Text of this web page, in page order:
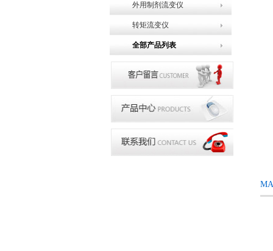
外用制剂流变仪
转矩流变仪
全部产品列表